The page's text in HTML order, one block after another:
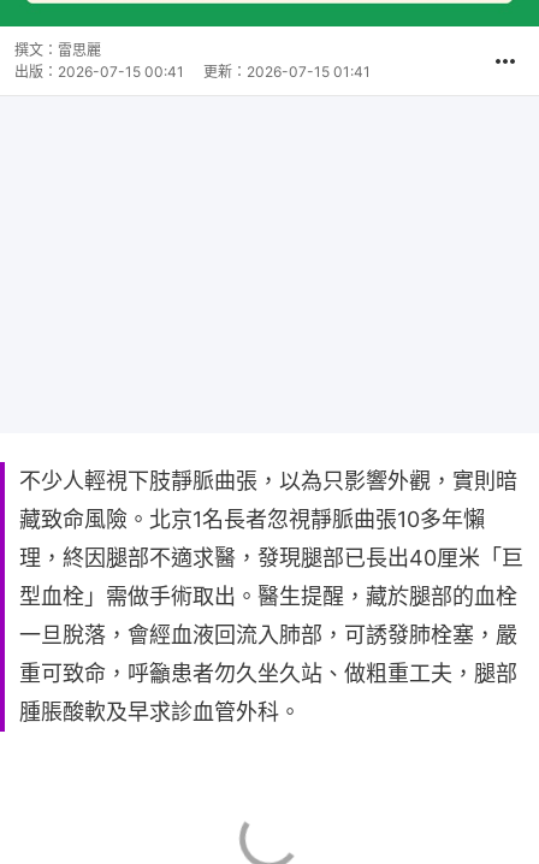
撰文： 雷思麗
出版： 2026-07-15 00:41 更新： 2026-07-15 01:41
不少人輕視下肢靜脈曲張，以為只影響外觀，實則暗
藏致命風險。北京1名長者忽視靜脈曲張10多年懶
理，終因腿部不適求醫，發現腿部已長出40厘米「巨
型血栓」需做手術取出。醫生提醒，藏於腿部的血栓
一旦脫落，會經血液回流入肺部，可誘發肺栓塞，嚴
重可致命，呼籲患者勿久坐久站、做粗重工夫，腿部
腫脹酸軟及早求診血管外科。